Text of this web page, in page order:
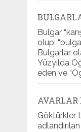
Bulgar
olup;
Bulgarlar
Yüzyılda
eden ve
AVARLAR
Göktürkler